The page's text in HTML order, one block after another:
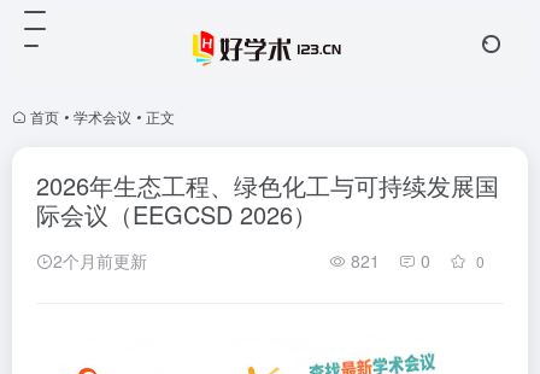
首页 • 学术会议 • 正文
2026年生态工程、绿色化工与可持续发展国
际会议（EEGCSD 2026）
2个月前更新 821 0 0